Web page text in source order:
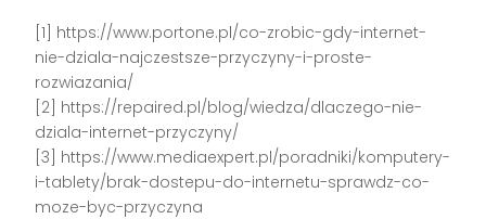
[1] https://www.portone.pl/co-zrobic-gdy-internet-
nie-dziala-najczestsze-przyczyny-i-proste-
rozwiazania/
[2] https://repaired.pl/blog/wiedza/dlaczego-nie-
dziala-internet-przyczyny/
[3] https://www.mediaexpert.pl/poradniki/komputery-
i-tablety/brak-dostepu-do-internetu-sprawdz-co-
moze-byc-przyczyna